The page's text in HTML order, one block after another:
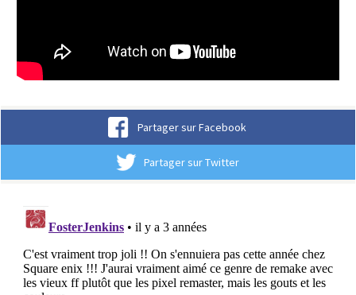
Partager sur Facebook
Partager sur Twitter